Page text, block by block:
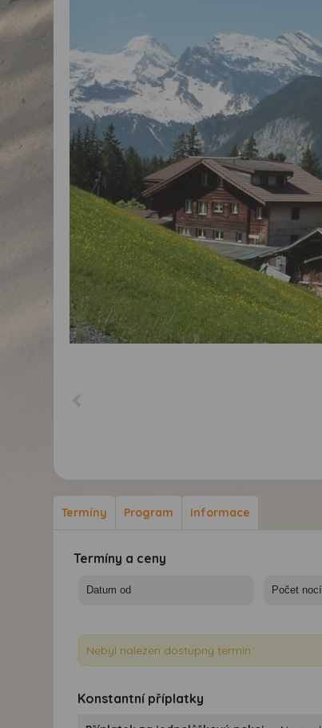
Termíny Program Informace
Termíny a ceny
Nebyl nalezen dostupný termín.
Konstantní příplatky